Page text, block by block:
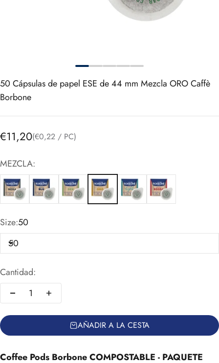
50 Cápsulas de papel ESE de 44 mm Mezcla ORO Caffè
Borbone
Precio de oferta
€11,20(€0,22 / PC)
MEZCLA:
Size:50
50
Cantidad:
AÑADIR A LA CESTA
Coffee Pods Borbone COMPOSTABLE - PAQUETE